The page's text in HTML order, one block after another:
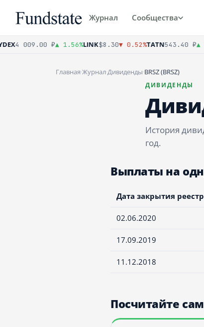
Журнал Сообщества
4 009.00 ₽ ▲ 1.56%LINK$8.30▼ 0.52%TATN543.40 ₽ ▲
Главная·Журнал·Дивиденды·BRSZ (BRSZ)
ДИВИДЕНДЫ
История
год.
Выплаты на
Дата закрытия
02.06.2020
17.09.2019
11.12.2018
Посчитайте